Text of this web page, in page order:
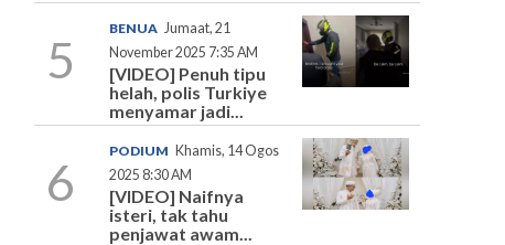
5
BENUA Jumaat, 21
November 2025 7:35 AM
[VIDEO] Penuh tipu
helah, polis Turkiye
menyamar jadi...
6
PODIUM Khamis, 14 Ogos
2025 8:30 AM
[VIDEO] Naifnya
isteri, tak tahu
penjawat awam...